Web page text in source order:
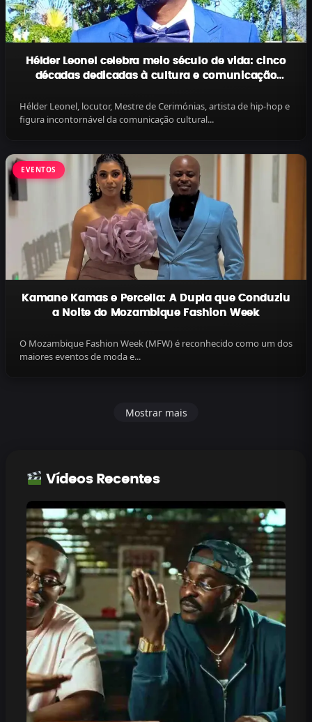
Hélder Leonel celebra meio século de vida: cinco
décadas dedicadas à cultura e comunicação
Hélder Leonel, locutor, Mestre de Cerimónias, artista de hip-hop e
figura incontornável da comunicação cultural...
EVENTOS
Kamane Kamas e Percella: A Dupla que Conduziu
a Noite do Mozambique Fashion Week
O Mozambique Fashion Week (MFW) é reconhecido como um dos
maiores eventos de moda e...
Mostrar mais
Vídeos Recentes